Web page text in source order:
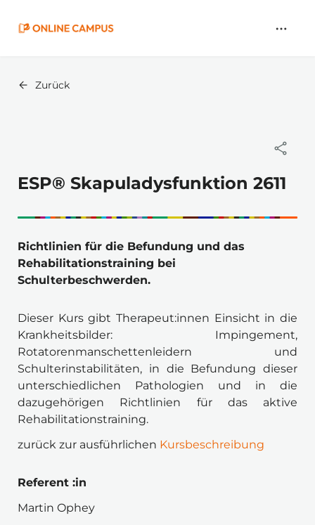
Zurück
ESP® Skapuladysfunktion 2611
Richtlinien für die Befundung und das
Rehabilitationstraining bei
Schulterbeschwerden.
Dieser Kurs gibt Therapeut:innen Einsicht in die
Krankheitsbilder: Impingement,
Rotatorenmanschettenleidern und
Schulterinstabilitäten, in die Befundung dieser
unterschiedlichen Pathologien und in die
dazugehörigen Richtlinien für das aktive
Rehabilitationstraining.
zurück zur ausführlichen Kursbeschreibung
Referent :in
Martin Ophey